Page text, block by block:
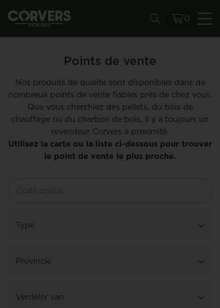
0
Points de vente
Nos produits de qualité sont disponibles dans de
nombreux points de vente fiables près de chez vous.
Que vous cherchiez des pellets, du bois de
chauffage ou du charbon de bois, il y a toujours un
revendeur Corvers à proximité.
Utilisez la carte ou la liste ci-dessous pour trouver
le point de vente le plus proche.
Type
Station-service
Provincie
Limbourg
Verdeler van